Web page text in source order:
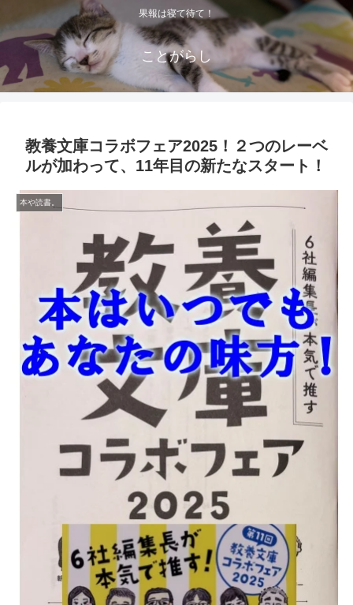
果報は寝て待て！
ことがらし
教養文庫コラボフェア2025！２つのレーベ
ルが加わって、11年目の新たなスタート！
本や読書。